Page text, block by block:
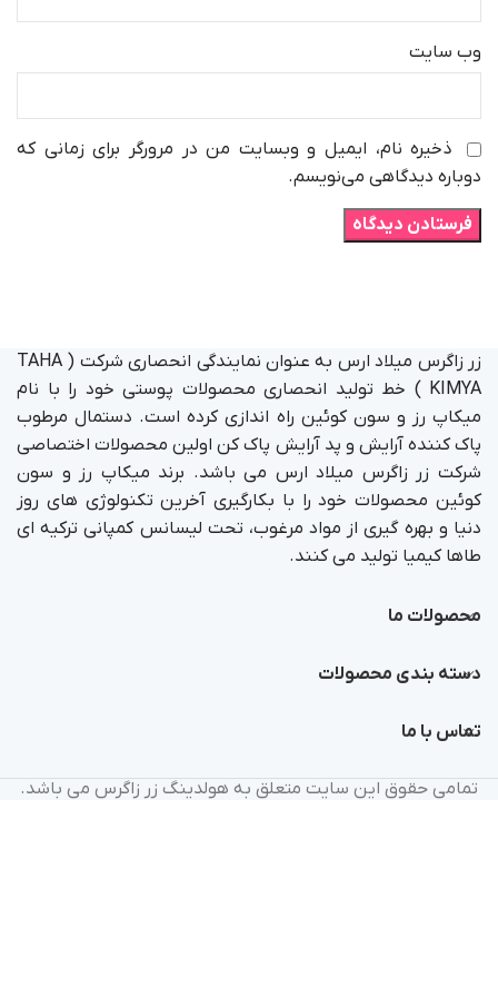
وب‌ سایت
ذخیره نام، ایمیل و وبسایت من در مرورگر برای زمانی که
دوباره دیدگاهی می‌نویسم.
زر زاگرس میلاد ارس به عنوان نمایندگی انحصاری شرکت ( TAHA
KIMYA ) خط تولید انحصاری محصولات پوستی خود را با نام
میکاپ رز و سون کوئین راه اندازی کرده است. دستمال مرطوب
پاک کننده آرایش و پد آرایش پاک کن اولین محصولات اختصاصی
شرکت زر زاگرس میلاد ارس می باشد. برند میکاپ رز و سون
کوئین محصولات خود را با بکارگیری آخرین تکنولوژی های روز
دنیا و بهره گیری از مواد مرغوب، تحت لیسانس کمپانی ترکیه ای
طاها کیمیا تولید می کنند.
محصولات ما
دسته بندی محصولات
تماس با ما
تمامی حقوق این سایت متعلق به هولدینگ زر زاگرس می باشد.